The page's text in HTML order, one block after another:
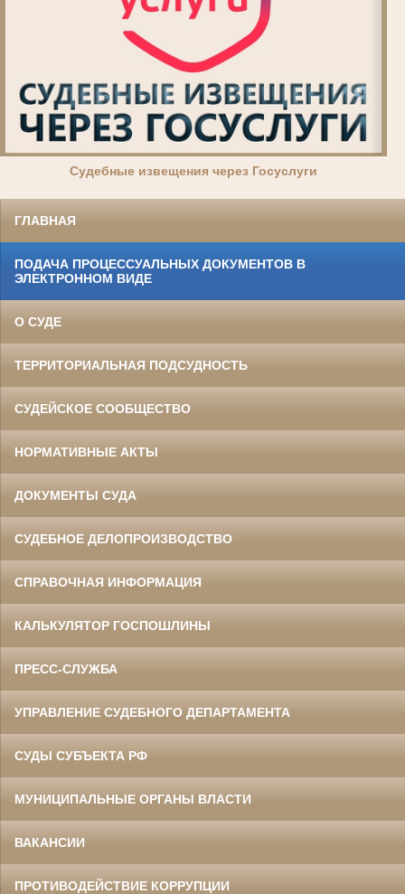
Судебные извещения через Госуслуги
ГЛАВНАЯ
ПОДАЧА ПРОЦЕССУАЛЬНЫХ ДОКУМЕНТОВ В
ЭЛЕКТРОННОМ ВИДЕ
О СУДЕ
ТЕРРИТОРИАЛЬНАЯ ПОДСУДНОСТЬ
СУДЕЙСКОЕ СООБЩЕСТВО
НОРМАТИВНЫЕ АКТЫ
ДОКУМЕНТЫ СУДА
СУДЕБНОЕ ДЕЛОПРОИЗВОДСТВО
СПРАВОЧНАЯ ИНФОРМАЦИЯ
КАЛЬКУЛЯТОР ГОСПОШЛИНЫ
ПРЕСС-СЛУЖБА
УПРАВЛЕНИЕ СУДЕБНОГО ДЕПАРТАМЕНТА
СУДЫ СУБЪЕКТА РФ
МУНИЦИПАЛЬНЫЕ ОРГАНЫ ВЛАСТИ
ВАКАНСИИ
ПРОТИВОДЕЙСТВИЕ КОРРУПЦИИ